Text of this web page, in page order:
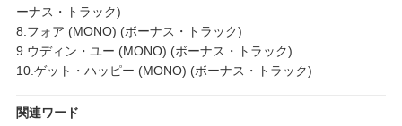
ーナス・トラック)
8.フォア (MONO) (ボーナス・トラック)
9.ウディン・ユー (MONO) (ボーナス・トラック)
10.ゲット・ハッピー (MONO) (ボーナス・トラック)
関連ワード